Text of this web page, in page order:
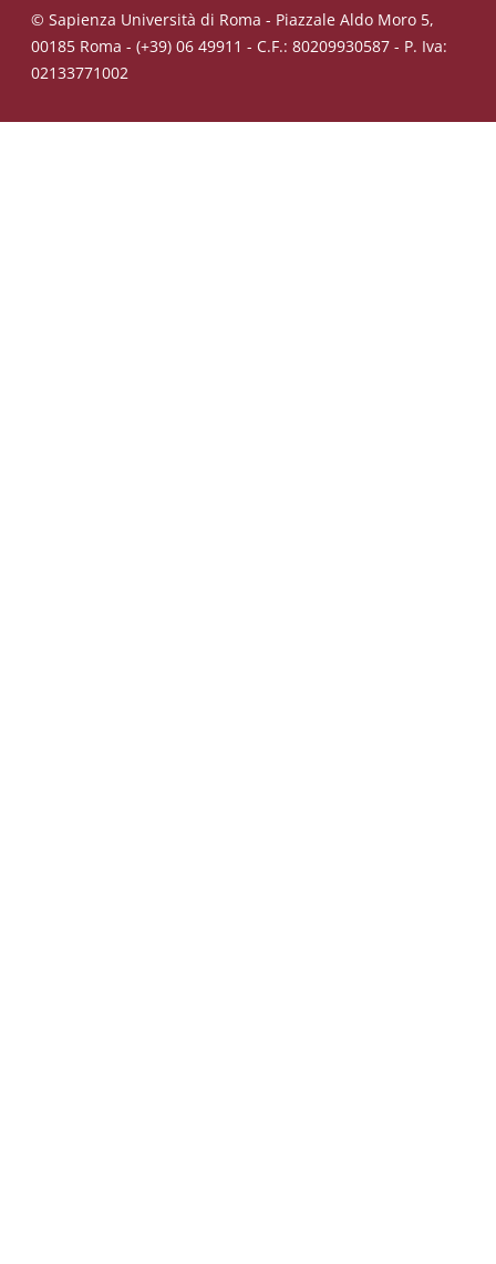
© Sapienza Università di Roma - Piazzale Aldo Moro 5,
00185 Roma - (+39) 06 49911 - C.F.: 80209930587 - P. Iva:
02133771002